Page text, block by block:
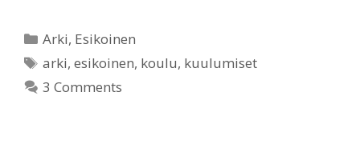
Categories
Arki, Esikoinen
Tags
arki,esikoinen, koulu, kuulumiset
3 Comments